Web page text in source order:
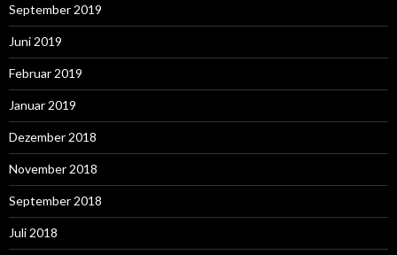
September 2019
Juni 2019
Februar 2019
Januar 2019
Dezember 2018
November 2018
September 2018
Juli 2018